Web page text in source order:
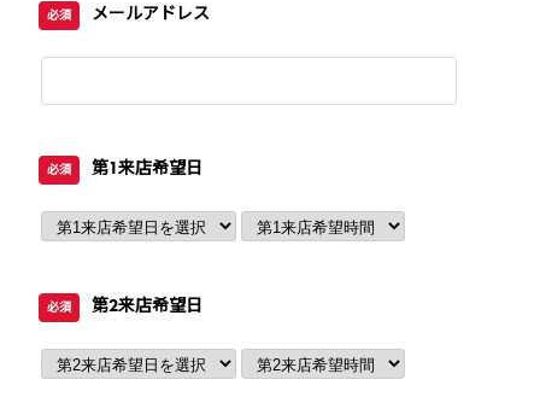
必須 メールアドレス
必須 第1来店希望日
必須 第2来店希望日